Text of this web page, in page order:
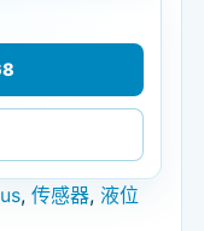
, 传感器, 液位